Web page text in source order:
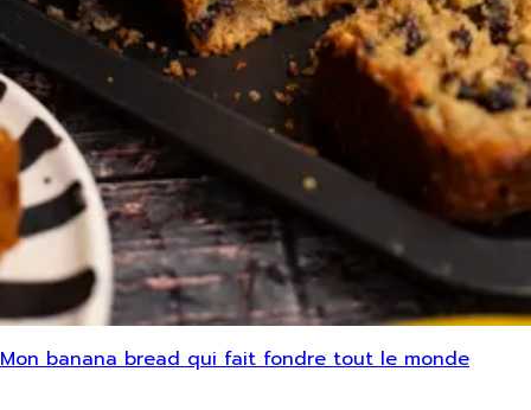
Mon banana bread qui fait fondre tout le monde